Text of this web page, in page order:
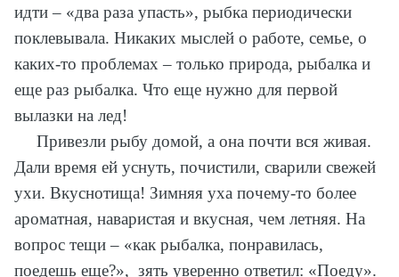
идти – «два раза упасть», рыбка периодически
поклевывала. Никаких мыслей о работе, семье, о
каких-то проблемах – только природа, рыбалка и
еще раз рыбалка. Что еще нужно для первой
вылазки на лед!
Привезли рыбу домой, а она почти вся живая.
Дали время ей уснуть, почистили, сварили свежей
ухи. Вкуснотища! Зимняя уха почему-то более
ароматная, наваристая и вкусная, чем летняя. На
вопрос тещи – «как рыбалка, понравилась,
поедешь еще?», зять уверенно ответил: «Поеду».